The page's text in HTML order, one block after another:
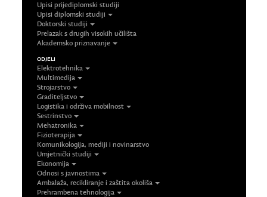
Upisi prijediplomski studiji
Upisi diplomski studiji
Doktorski studiji
Prelazak s drugih visokih učilišta
Akademsko priznavanje
ODJELI
Elektrotehnika
Multimedija
Strojarstvo
Graditeljstvo
Logistika i održiva mobilnost
Sestrinstvo
Mehatronika
Fizioterapija
Komunikologija, mediji i novinarstvo
Umjetnički studiji
Ekonomija
Odnosi s javnostima
Ambalaža, recikliranje i zaštita okoliša
Prehrambena tehnologija